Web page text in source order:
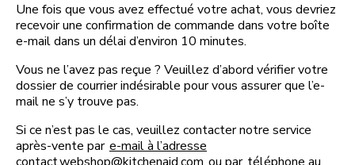
Une fois que vous avez effectué votre achat, vous devriez
recevoir une confirmation de commande dans votre boîte
e-mail dans un délai d’environ 10 minutes.
Vous ne l’avez pas reçue ? Veuillez d’abord vérifier votre
dossier de courrier indésirable pour vous assurer que l’e-
mail ne s’y trouve pas.
Si ce n’est pas le cas, veuillez contacter notre service
après-vente par e-mail à l’adresse